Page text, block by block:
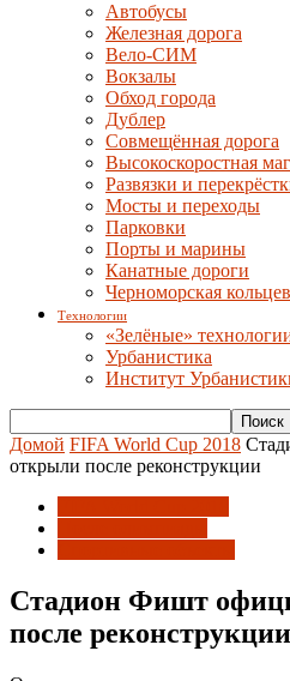
Автобусы
Железная дорога
Вело-СИМ
Вокзалы
Обход города
Дублер
Совмещённая дорога
Высокоскоростная
Развязки и
Мосты и переходы
Парковки
Порты и марины
Канатные дороги
Черноморская
Технологии
«Зелёные»
Урбанистика
Институт
Домой FIFA World Cup 2018
открыли после реконструкции
Стадион Фишт
после реконструкции